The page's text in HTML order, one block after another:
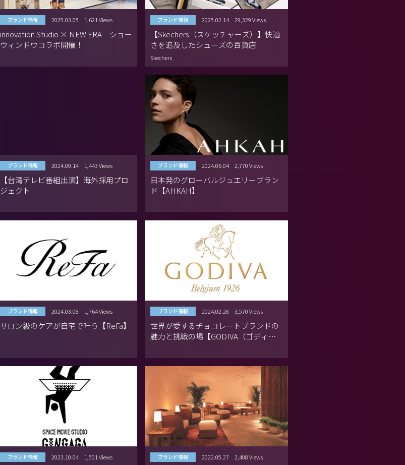
ブランド情報 2025.03.05 1,621 Views
innovation Studio × NEW ERA ショー
ウィンドウコラボ開催！
ブランド情報 2025.02.14 29,329 Views
【Skechers（スケッチャーズ）】快適
さを追及したシューズの百貨店
Skechers
ブランド情報 2024.09.14 1,443 Views
【台湾テレビ番組出演】海外採用プロ
ジェクト
ブランド情報 2024.06.04 2,770 Views
日本発のグローバルジュエリーブラン
ド【AHKAH】
ブランド情報 2024.03.08 1,764 Views
サロン級のケアが自宅で叶う【ReFa】
ブランド情報 2024.02.28 3,570 Views
世界が愛するチョコレートブランドの
魅力と挑戦の場【GODIVA（ゴディ
ブランド情報 2023.10.04 1,501 Views ブランド情報 2022.05.27 2,408 Views